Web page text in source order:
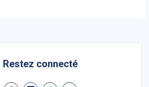
Restez connecté